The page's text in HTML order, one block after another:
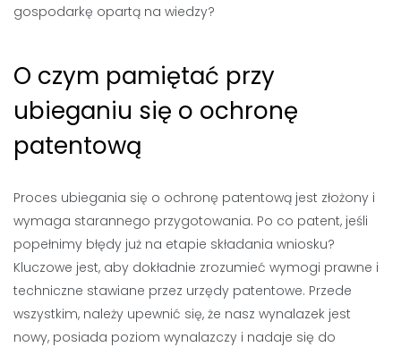
gospodarkę opartą na wiedzy?
O czym pamiętać przy
ubieganiu się o ochronę
patentową
Proces ubiegania się o ochronę patentową jest złożony i
wymaga starannego przygotowania. Po co patent, jeśli
popełnimy błędy już na etapie składania wniosku?
Kluczowe jest, aby dokładnie zrozumieć wymogi prawne i
techniczne stawiane przez urzędy patentowe. Przede
wszystkim, należy upewnić się, że nasz wynalazek jest
nowy, posiada poziom wynalazczy i nadaje się do